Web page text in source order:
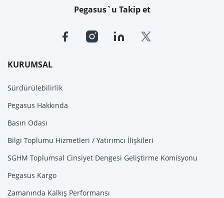
KURUMSAL
Sürdürülebilirlik
Pegasus Hakkında
Basın Odası
Bilgi Toplumu Hizmetleri / Yatırımcı İlişkileri
SGHM Toplumsal Cinsiyet Dengesi Geliştirme Komisyonu
Pegasus Kargo
Zamanında Kalkış Performansı
Pegasus`u Takip et